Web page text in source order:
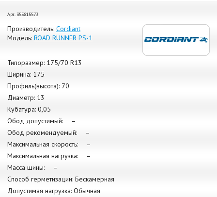
Арт. 355815573
Производитель: Cordiant
Модель: ROAD RUNNER PS-1
Типоразмер: 175/70 R13
Ширина: 175
Профиль(высота): 70
Диаметр: 13
Кубатура: 0,05
Обод допустимый: –
Обод рекомендуемый: –
Максимальная скорость: –
Максимальная нагрузка: –
Масса шины: –
Способ герметизации: Бескамерная
Допустимая нагрузка: Обычная